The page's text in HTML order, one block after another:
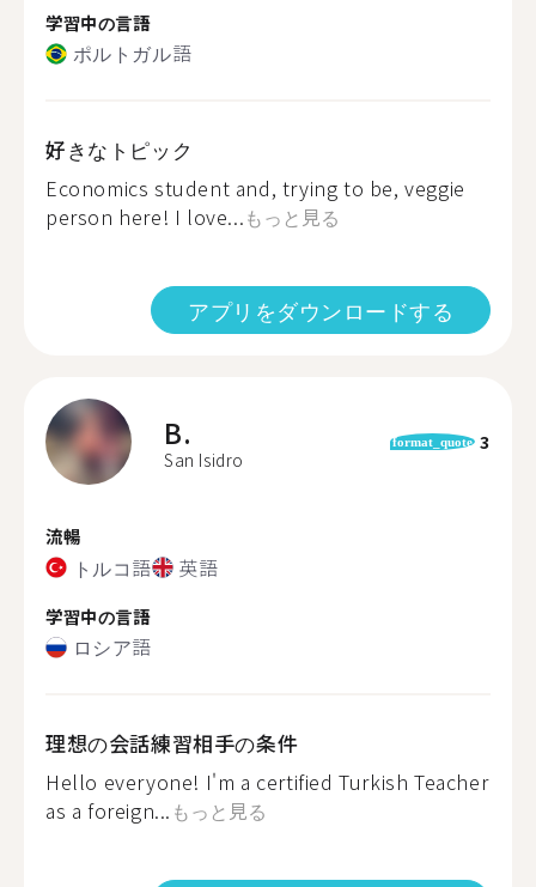
学習中の言語
ポルトガル語
好きなトピック
Economics student and, trying to be, veggie
person here! I love...もっと見る
アプリをダウンロードする
B.
San Isidro
format_quote 3
流暢
トルコ語 英語
学習中の言語
ロシア語
理想の会話練習相手の条件
Hello everyone! I'm a certified Turkish Teacher
as a foreign... もっと見る